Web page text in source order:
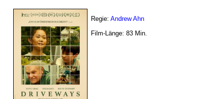
Regie: Andrew Ahn
Film-Länge: 83 Min.